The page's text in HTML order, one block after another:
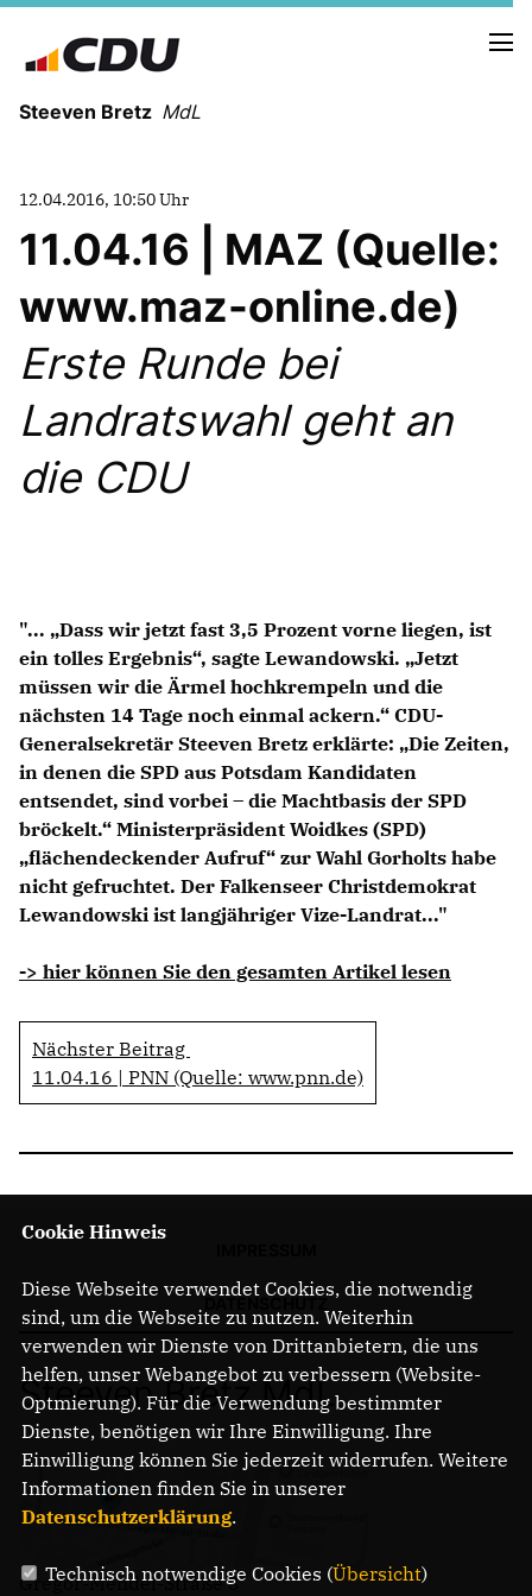
Steeven Bretz MdL
VITA
WAHLKREISBESUCHE
PRESSEFOTOS
MEIN BÜRGERBÜRO
CDU Deutschland
CDU Fraktion im Brandenburger Landtag
CDU Brandenburg
CDU Potsdam
12.04.2016, 10:50 Uhr
11.04.16 | MAZ (Quelle:
www.maz-online.de)
Erste Runde bei
Landratswahl geht an
die CDU
"... „Dass wir jetzt fast 3,5 Prozent vorne liegen, ist
ein tolles Ergebnis“, sagte Lewandowski. „Jetzt
müssen wir die Ärmel hochkrempeln und die
nächsten 14 Tage noch einmal ackern.“ CDU-
Generalsekretär Steeven Bretz erklärte: „Die Zeiten,
in denen die SPD aus Potsdam Kandidaten
entsendet, sind vorbei – die Machtbasis der SPD
bröckelt.“ Ministerpräsident Woid­kes (SPD)
flächendeckender Aufruf“ zur Wahl Gorholts habe
nicht gefruchtet. Der Falkenseer Christdemokrat
Lewandowski ist langjähriger Vize-Landrat..."
-> hier können Sie den gesamten Artikel lesen
Nächster Beitrag
11.04.16 | PNN (Quelle: www.pnn.de)
Steeven Bretz MdL
Gregor-Mendel-Straße 3
Cookie Hinweis
Diese Webseite verwendet Cookies, die notwendig
sind, um die Webseite zu nutzen. Weiterhin
verwenden wir Dienste von Drittanbietern, die uns
helfen, unser Webangebot zu verbessern (Website-
Optmierung). Für die Verwendung bestimmter
Dienste, benötigen wir Ihre Einwilligung. Ihre
Einwilligung können Sie jederzeit widerrufen. Weitere
Informationen finden Sie in unserer
Datenschutzerklärung.
Technisch notwendige Cookies (Übersicht)